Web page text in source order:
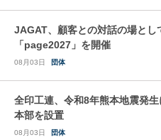
JAGAT、顧客との対話の場とし
「page2027」を開催
08月03日 団体
全印工連、令和8年熊本地震発
本部を設置
08月03日 団体